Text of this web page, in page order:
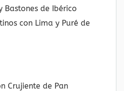
Bastones de Ibérico
con Lima y Puré de
Crujiente de Pan